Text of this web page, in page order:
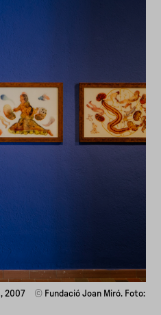
2007 © Fundació Joan Miró. Foto: